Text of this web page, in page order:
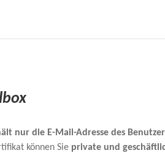
nur die E-Mail-Adresse des
können Sie private und